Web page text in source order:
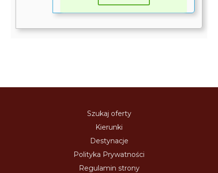
Szukaj oferty
Kierunki
Destynacje
Polityka Prywatności
Regulamin strony